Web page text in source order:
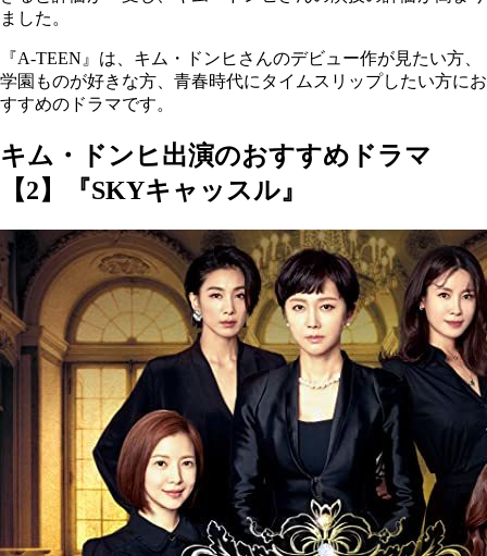
ました。
『A-TEEN』は、キム・ドンヒさんのデビュー作が見たい方、
学園ものが好きな方、青春時代にタイムスリップしたい方にお
すすめのドラマです。
キム・ドンヒ出演のおすすめドラマ
【2】『SKYキャッスル』